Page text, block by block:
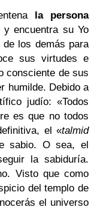
la persona
y encuentra su Yo
de los demás para
sus virtudes e
consciente de sus
humilde. Debido a
judío: «Todos
es que no todos
el «talmid
sabio. O sea, el
la sabiduría.
Visto que como
del templo de
el universo